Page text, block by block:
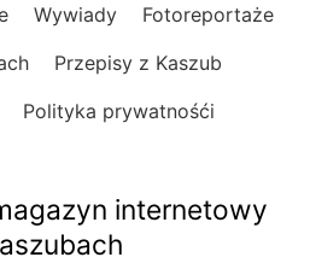
Wywiady
Fotoreportaże
Przepisy z Kaszub
Polityka prywatnośći
internetowy